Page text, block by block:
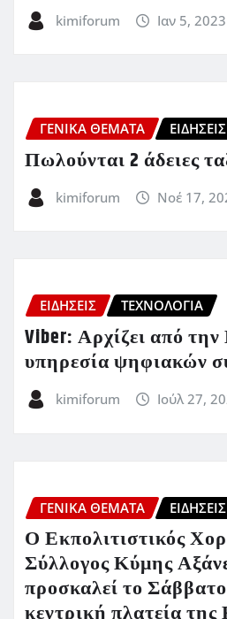
kimiforum Ιαν 5, 2023
ΓΕΝΙΚΑ ΘΕΜΑΤΑ ΕΙΔΗΣΕΙΣ
Πωλούνται 2 άδειες
kimiforum Νοέ 17,
ΕΙΔΗΣΕΙΣ ΤΕΧΝΟΛΟΓΙΑ
Viber: Αρχίζει από
υπηρεσία ψηφιακών
kimiforum Ιούλ 27,
ΓΕΝΙΚΑ ΘΕΜΑΤΑ ΕΙΔΗΣΕΙΣ
Ο Εκπολιτιστικός
Σύλλογος Κύμης
προσκαλεί το